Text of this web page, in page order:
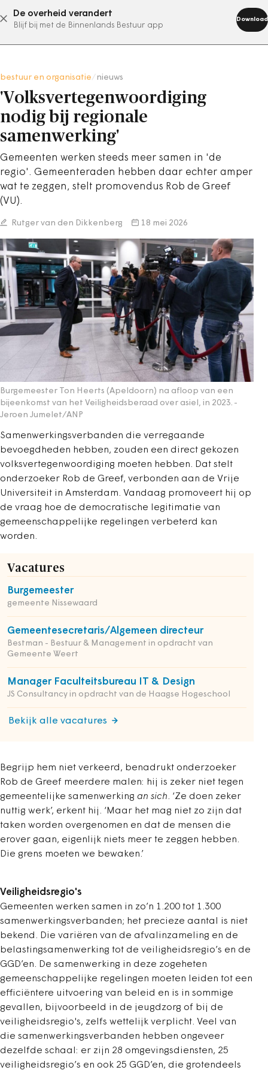
De overheid verandert
Blijf bij met de Binnenlands Bestuur app
Download
abonneer nu
bestuur en organisatie nieuws
'Volksvertegenwoordiging
nodig bij regionale
samenwerking'
Gemeenten werken steeds meer samen in 'de
regio'. Gemeenteraden hebben daar echter amper
wat te zeggen, stelt promovendus Rob de Greef
(VU).
Rutger van den Dikkenberg 18 mei 2026
Burgemeester Ton Heerts (Apeldoorn) na afloop van een
bijeenkomst van het Veiligheidsberaad over asiel, in 2023. -
Jeroen Jumelet/ANP
Samenwerkingsverbanden die verregaande
bevoegdheden hebben, zouden een direct gekozen
volksvertegenwoordiging moeten hebben. Dat stelt
onderzoeker Rob de Greef, verbonden aan de Vrije
Universiteit in Amsterdam. Vandaag promoveert hij op
de vraag hoe de democratische legitimatie van
gemeenschappelijke regelingen verbeterd kan
worden.
Vacatures
Burgemeester
gemeente Nissewaard
Gemeentesecretaris/Algemeen directeur
Bestman - Bestuur & Management in opdracht van
Gemeente Weert
Manager Faculteitsbureau IT & Design
JS Consultancy in opdracht van de Haagse Hogeschool
Bekijk alle vacatures
Begrijp hem niet verkeerd, benadrukt onderzoeker
Rob de Greef meerdere malen: hij is zeker niet tegen
gemeentelijke samenwerking an sich. ‘Ze doen zeker
nuttig werk’, erkent hij. ‘Maar het mag niet zo zijn dat
taken worden overgenomen en dat de mensen die
erover gaan, eigenlijk niets meer te zeggen hebben.
Die grens moeten we bewaken.’
Veiligheidsregio's
Gemeenten werken samen in zo’n 1.200 tot 1.300
samenwerkingsverbanden; het precieze aantal is niet
bekend. Die variëren van de afvalinzameling en de
belastingsamenwerking tot de veiligheidsregio’s en de
GGD’en. De samenwerking in deze zogeheten
gemeenschappelijke regelingen moeten leiden tot een
efficiëntere uitvoering van beleid en is in sommige
gevallen, bijvoorbeeld in de jeugdzorg of bij de
veiligheidsregio's, zelfs wettelijk verplicht. Veel van
die samenwerkingsverbanden hebben ongeveer
dezelfde schaal: er zijn 28 omgevingsdiensten, 25
veiligheidsregio’s en ook 25 GGD’en, die grotendeels